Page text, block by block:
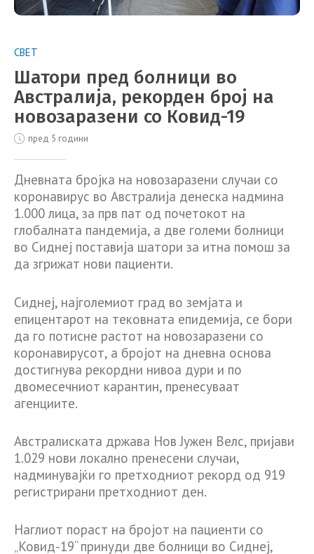
СВЕТ
Шатори пред болници во
Австралија, рекорден број на
новозаразени со Ковид-19
пред 5 години
Дневната бројка на новозаразени случаи со
коронавирус во Австралија денеска надмина
1.000 лица, за прв пат од почетокот на
глобалната пандемија, а две големи болници
во Сиднеј поставија шатори за итна помош за
да згрижат нови пациенти.
Сиднеј, најголемиот град во земјата и
епицентарот на тековната епидемија, се бори
да го потисне растот на новозаразени со
коронавирусот, а бројот на дневна основа
достигнува рекордни нивоа дури и по
двомесечниот карантин, пренесуваат
агенциите.
Австралиската држава Нов Јужен Велс, пријави
1.029 нови локално пренесени случаи,
надминувајќи го претходниот рекорд од 919
регистрирани претходниот ден.
Наглиот пораст на бројот на пациенти со
„Ковид-19“ принуди две болници во Сиднеј,